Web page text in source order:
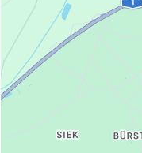
Gesund sind wir, wenn
unser Leben